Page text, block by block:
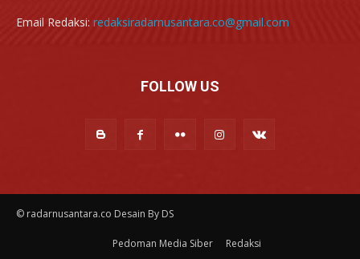
Email Redaksi: redaksiradarnusantara.co@gmail.com
FOLLOW US
© radarnusantara.co Desain By DS
Pedoman Media Siber Redaksi